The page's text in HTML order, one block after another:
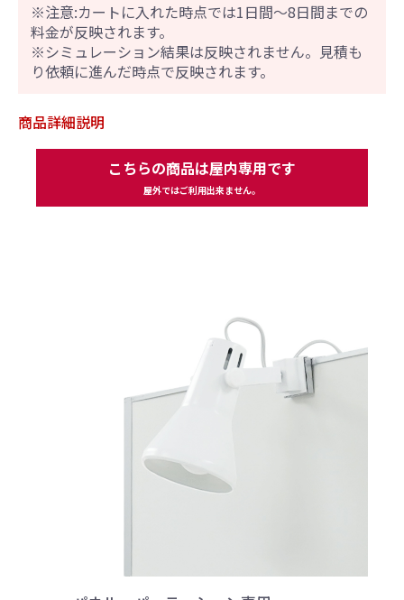
※注意:カートに入れた時点では1日間～8日間までの
料金が反映されます。
※シミュレーション結果は反映されません。見積も
り依頼に進んだ時点で反映されます。
商品詳細説明
こちらの商品は屋内専用です
屋外ではご利用出来ません。